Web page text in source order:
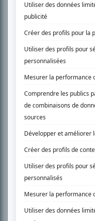
SUR LE RÉSEAU BIZZ MÉDIA
PLAN DU SITE
Accueil
Liste des oeuvres
Recherche avancée
À propos
Nous contacter
Termes et conditions
Politique de confidentialité
Gestion du consentement